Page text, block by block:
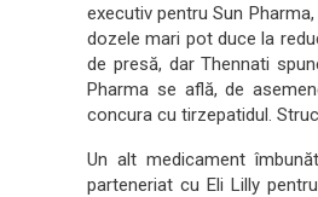
executiv pentru Sun
dozele mari pot duce la
de presă, dar Thennati
Pharma se află, de
concura cu tirzepatidul.
Un alt medicament
parteneriat cu Eli Lilly